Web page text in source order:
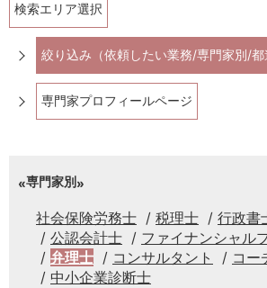
検索エリア選択
絞り込み（依頼したい業務/専門家別/都
専門家プロフィールページ
専門家別
社会保険労務士 税理士 行政書
公認会計士
ファイナンシャル
弁理士
コンサルタント コー
中小企業診断士